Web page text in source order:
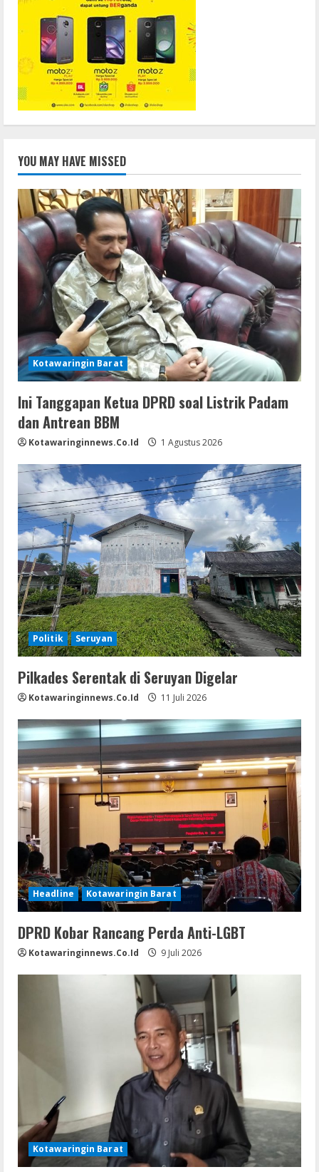
YOU MAY HAVE MISSED
Kotawaringin Barat
Ini Tanggapan Ketua DPRD soal Listrik Padam
dan Antrean BBM
Kotawaringinnews.co.id 1 Agustus 2026
Politik Seruyan
Pilkades Serentak di Seruyan Digelar
Kotawaringinnews.co.id 11 Juli 2026
Headline Kotawaringin Barat
DPRD Kobar Rancang Perda Anti-LGBT
Kotawaringinnews.co.id 9 Juli 2026
Kotawaringin Barat